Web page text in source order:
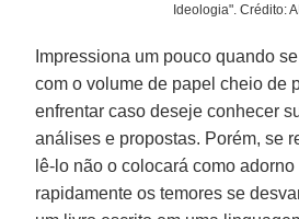
Ideologia". Crédito:
Impressiona um pouco quando
com o volume de papel cheio de
enfrentar caso deseje conhecer
análises e propostas. Porém, se
lê-lo não o colocará como
rapidamente os temores se